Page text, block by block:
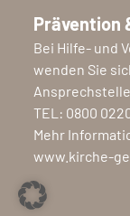
Prävention
Bei Hilfe- und
wenden Sie
Ansprechstelle
TEL: 0800
Mehr
www.kirche-